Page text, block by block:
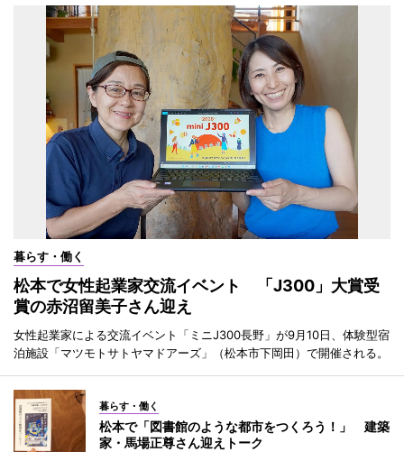
暮らす・働く
松本で女性起業家交流イベント 「J300」大賞受
賞の赤沼留美子さん迎え
女性起業家による交流イベント「ミニJ300長野」が9月10日、体験型宿
泊施設「マツモトサトヤマドアーズ」（松本市下岡田）で開催される。
暮らす・働く
松本で「図書館のような都市をつくろう！」 建築
家・馬場正尊さん迎えトーク